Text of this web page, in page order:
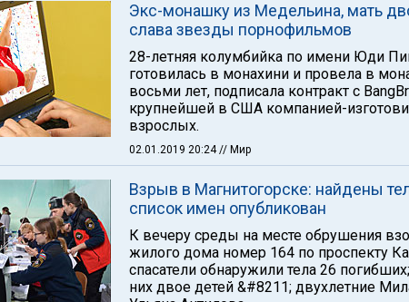
Экс-монашку из Медельина, мать
слава звезды порнофильмов
28-летняя колумбийка по имени Юди
готовилась в монахини и провела в
восьми лет, подписала контракт с
крупнейшей в США компанией-
взрослых.
02.01.2019 20:24// Мир
Взрыв в Магнитогорске: найдены
список имен опубликован
К вечеру среды на месте обрушения
жилого дома номер 164 по проспекту
спасатели обнаружили тела 26
них двое детей &#8211; двухлетние